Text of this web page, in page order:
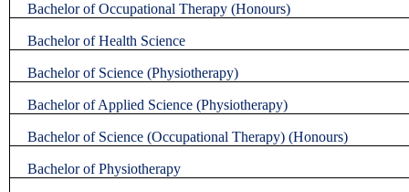
Bachelor of Occupational Therapy (Honours)
Bachelor of Health Science
Bachelor of Science (Physiotherapy)
Bachelor of Applied Science (Physiotherapy)
Bachelor of Science (Occupational Therapy) (Honours)
Bachelor of Physiotherapy